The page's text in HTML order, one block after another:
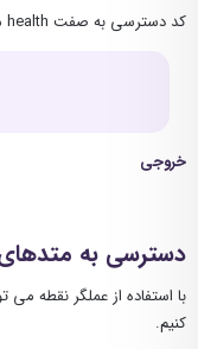
کد دسترسی به صفت health مرتبط به شی pk1:
خروجی
دسترسی به
با استفاده از عملگر نقطه
کنیم.